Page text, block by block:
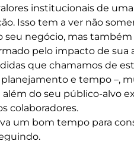
institucionais de
Isso tem a ver não
seu negócio, mas
pelo impacto de sua
que chamamos de
e tempo –,
do seu público-alvo
colaboradores.
um bom tempo para